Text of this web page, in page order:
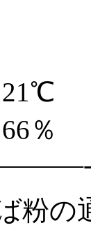
21℃
％
粉の